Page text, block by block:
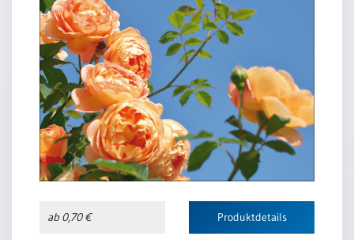
ab 0,70 € Produktdetails